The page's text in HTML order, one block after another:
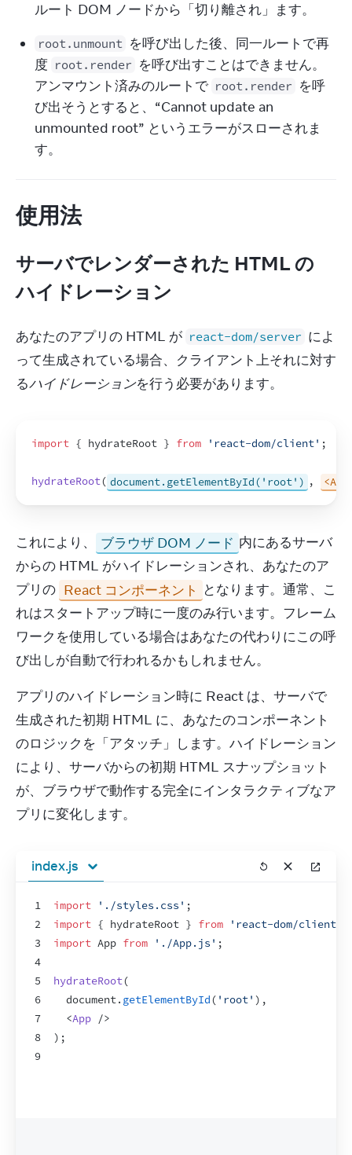
ルート DOM ノードから「切り離され」ます。
root.unmount を呼び出した後、同一ルートで再
度 root.render を呼び出すことはできません。
アンマウント済みのルートで root.render を呼
び出そうとすると、“Cannot update an
unmounted root” というエラーがスローされま
す。
使用法
サーバでレンダーされた HTML の
ハイドレーション
あなたのアプリの HTML が react-dom/server によ
って生成されている場合、クライアント上それに対す
るハイドレーションを行う必要があります。
import { hydrateRoot } from 'react-dom/client' ;
hydrateRoot( document.getElementById('root') ,
これにより、 ブラウザ DOM ノード 内にあるサーバ
からの HTML がハイドレーションされ、あなたのア
プリの React コンポーネント となります。通常、こ
れはスタートアップ時に一度のみ行います。フレーム
ワークを使用している場合はあなたの代わりにこの呼
び出しが自動で行われるかもしれません。
アプリのハイドレーション時に React は、サーバで
生成された初期 HTML に、あなたのコンポーネント
のロジックを「アタッチ」します。ハイドレーション
により、サーバからの初期 HTML スナップショット
が、ブラウザで動作する完全にインタラクティブなア
プリに変化します。
index.js
1
2
3
4
5
6
7
8
9
import './styles.css' ;
import { hydrateRoot } from 'react-dom/client'
import App from './App.js' ;
hydrateRoot(
document. getElementById( 'root' ) ,
<App />
) ;